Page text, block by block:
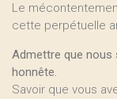
Le
cette perpétuelle
Admettre que nous
honnête.
Savoir que vous